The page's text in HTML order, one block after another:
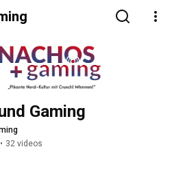
Gaming
• 32 videos